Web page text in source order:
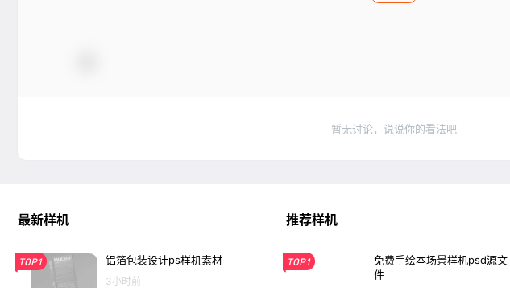
暂无讨论，说说你的看法吧
最新样机
TOP1 铝箔包装设计ps样机素材
3小时前
推荐样机
TOP1
免费手绘本场景样机psd源文
件